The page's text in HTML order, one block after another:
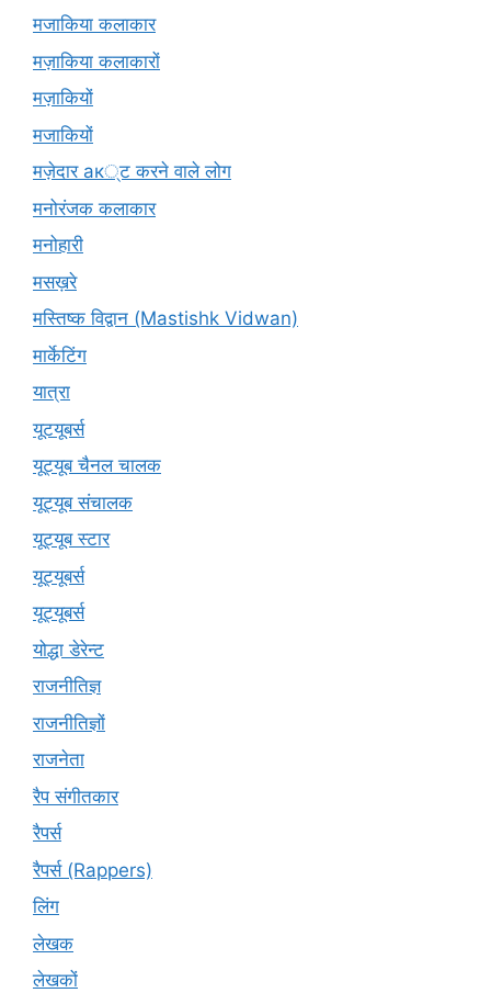
मजाकिया कलाकार
मज़ाकिया कलाकारों
मज़ाकियों
मजाकियों
मज़ेदार ак्ट करने वाले लोग
मनोरंजक कलाकार
मनोहारी
मसख़रे
मस्तिष्क विद्वान (Mastishk Vidwan)
मार्केटिंग
यात्रा
यूटयूबर्स
यूट्यूब चैनल चालक
यूट्यूब संचालक
यूट्यूब स्टार
यूट्‍यूबर्स
यूट्यूबर्स
योद्धा डेरेन्ट
राजनीतिज्ञ
राजनीतिज्ञों
राजनेता
रैप संगीतकार
रैपर्स
रैपर्स (Rappers)
लिंग
लेखक
लेखकों